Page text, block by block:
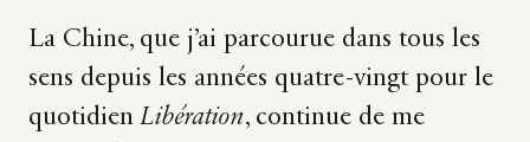
La Chine, que j’ai parcourue dans tous les
sens depuis les années quatre-vingt pour le
quotidienLibération, continue de me